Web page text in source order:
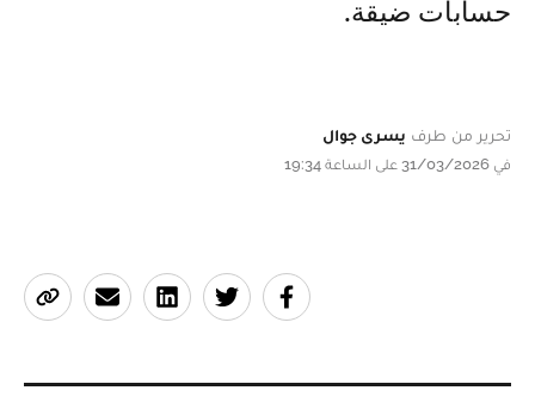
حسابات ضيقة.
تحرير من طرف يسرى جوال
في 31/03/2026 على الساعة 19:34